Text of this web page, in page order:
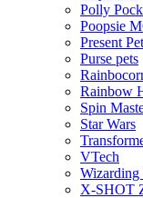
Polly
Poopsie
Present
Purse pets
Rainbow
Spin
Star Wars
VTech
Wizarding
X-SHOT